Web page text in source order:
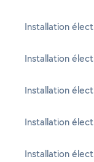
Installation
Installation
Installation
Installation
Installation